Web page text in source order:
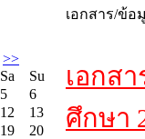
>>
Sa
Su
5
6
12
13
19
20
เอกสาร/ข้อ
เอกส
ศึกษา